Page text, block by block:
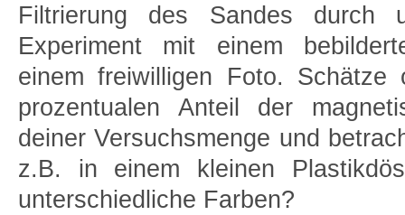
Filtrierung des Sandes durch
Experiment mit einem
einem freiwilligen Foto. Schätze
prozentualen Anteil der
deiner Versuchsmenge und
z.B. in einem kleinen
unterschiedliche Farben?